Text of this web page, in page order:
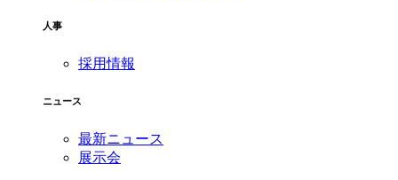
人事
採用情報
ニュース
最新ニュース
展示会